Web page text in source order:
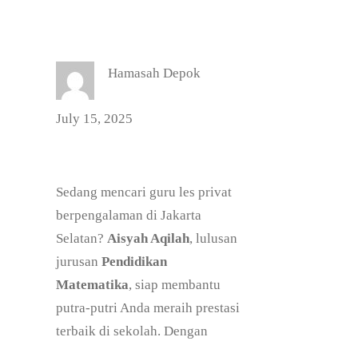
Hamasah Depok
July 15, 2025
Sedang mencari guru les privat
berpengalaman di Jakarta
Selatan? Aisyah Aqilah, lulusan
jurusan Pendidikan
Matematika, siap membantu
putra-putri Anda meraih prestasi
terbaik di sekolah. Dengan